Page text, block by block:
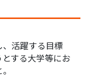
活躍する目標
する大学等にお